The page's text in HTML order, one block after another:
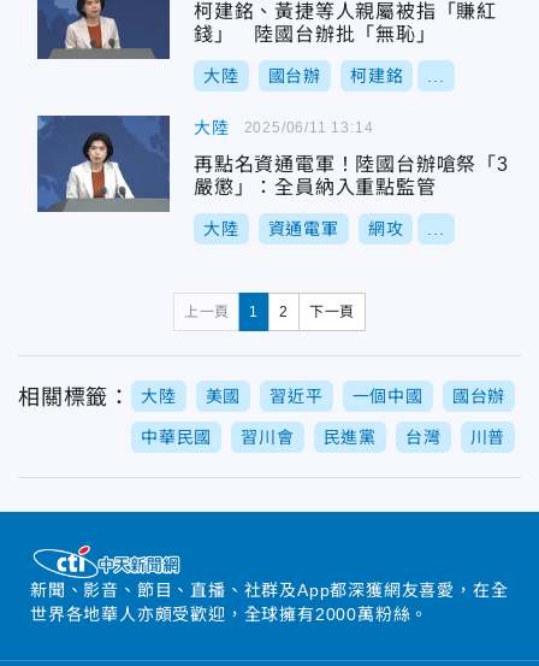
柯建銘、黃捷等人親屬被指「賺紅
錢」 陸國台辦批「無恥」
大陸 國台辦 柯建銘
大陸
再點名資通電軍！陸國台辦嗆祭「3
嚴懲」：全員納入重點監管
大陸 資通電軍 網攻
2025/06/11 13:14
上一頁 1 2 下一頁
相關標籤： 大陸 美國 習近平 一個中國 國台辦
中華民國 習川會 民進黨 台灣 川普
新聞、影音、節目、直播、社群及App都深獲網友喜愛，在全
世界各地華人亦頗受歡迎，全球擁有2000萬粉絲。